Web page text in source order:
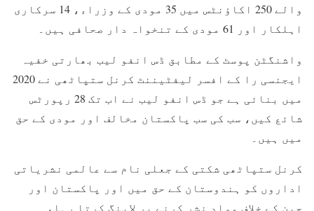
والے 250 اکاؤنٹس میں 35 مودی کے وزراء، 14 سرکاری
اہلکار اور 61 مودی کے تنخواہ دار صحافی ہیں۔
واشنگٹن پوسٹ کے مطابق ڈس انفو لیب بھارتی خفیہ
ایجنسی را کے افسر لیفٹیننٹ کرنل ستپاٹھی نے 2020
میں بنائی ہے جو ڈس انفو لیب نے اب تک 28 رپورٹس
شائع کیں، سب کی سب پاکستان مخالف اور مودی کے حق
میں ہیں۔
کرنل ستپاٹھی شکتی کے جعلی نام سے عالمی نشریاتی
اداروں کو ہندوستان کے حق میں اور پاکستان اور
چین کے خلاف مواد نشر کرنے پر لابنگ کرتا رہا،